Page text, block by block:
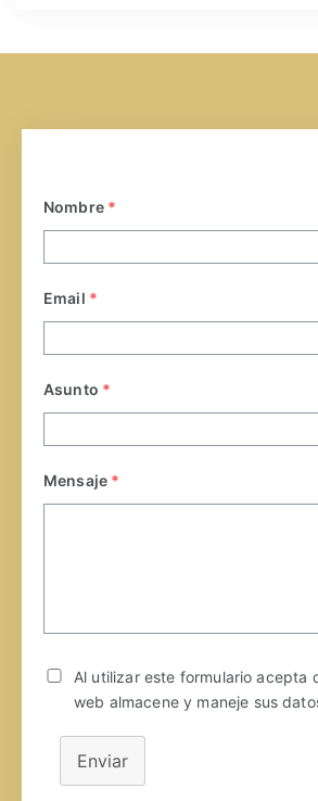
Nombre *
Email *
Asunto *
Mensaje *
Al utilizar este formulario acepta
web almacene y maneje sus
Enviar